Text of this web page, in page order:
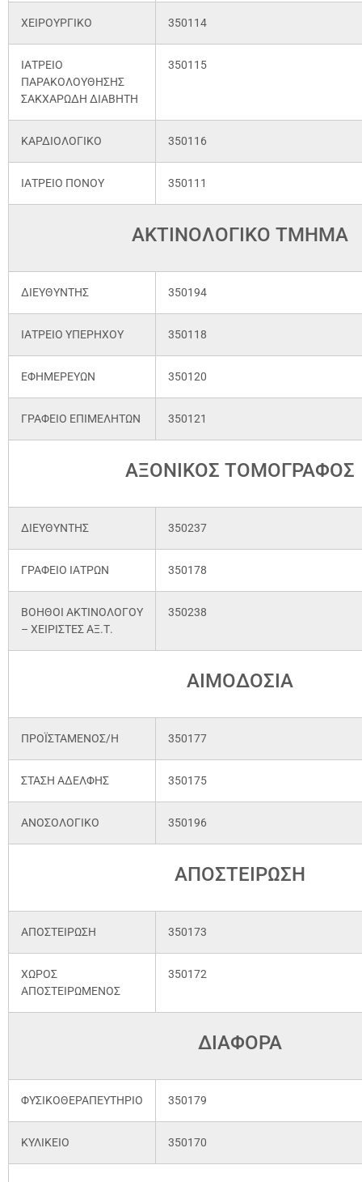
ΧΕΙΡΟΥΡΓΙΚΟ 350114
ΙΑΤΡΕΙΟ
ΠΑΡΑΚΟΛΟΥΘΗΣΗΣ
ΣΑΚΧΑΡΩΔΗ ΔΙΑΒΗΤΗ
350115
ΚΑΡΔΙΟΛΟΓΙΚΟ 350116
ΙΑΤΡΕΙΟ ΠΟΝΟΥ 350111
ΑΚΤΙΝΟΛΟΓΙΚΟ ΤΜΗΜΑ
ΔΙΕΥΘΥΝΤΗΣ 350194
ΙΑΤΡΕΙΟ ΥΠΕΡΗΧΟΥ 350118
ΕΦΗΜΕΡΕΥΩΝ 350120
ΓΡΑΦΕΙΟ ΕΠΙΜΕΛΗΤΩΝ 350121
ΑΞΟΝΙΚΟΣ ΤΟΜΟΓΡΑΦΟΣ
ΔΙΕΥΘΥΝΤΗΣ 350237
ΓΡΑΦΕΙΟ ΙΑΤΡΩΝ 350178
ΒΟΗΘΟΙ ΑΚΤΙΝΟΛΟΓΟΥ
– ΧΕΙΡΙΣΤΕΣ ΑΞ.Τ.
350238
ΑΙΜΟΔΟΣΙΑ
ΠΡΟΪΣΤΑΜΕΝΟΣ/Η 350177
ΣΤΑΣΗ ΑΔΕΛΦΗΣ 350175
ΑΝΟΣΟΛΟΓΙΚΟ 350196
ΑΠΟΣΤΕΙΡΩΣΗ
ΑΠΟΣΤΕΙΡΩΣΗ 350173
ΧΩΡΟΣ
ΑΠΟΣΤΕΙΡΩΜΕΝΟΣ
350172
ΔΙΑΦΟΡΑ
ΦΥΣΙΚΟΘΕΡΑΠΕΥΤΗΡΙΟ 350179
ΚΥΛΙΚΕΙΟ 350170